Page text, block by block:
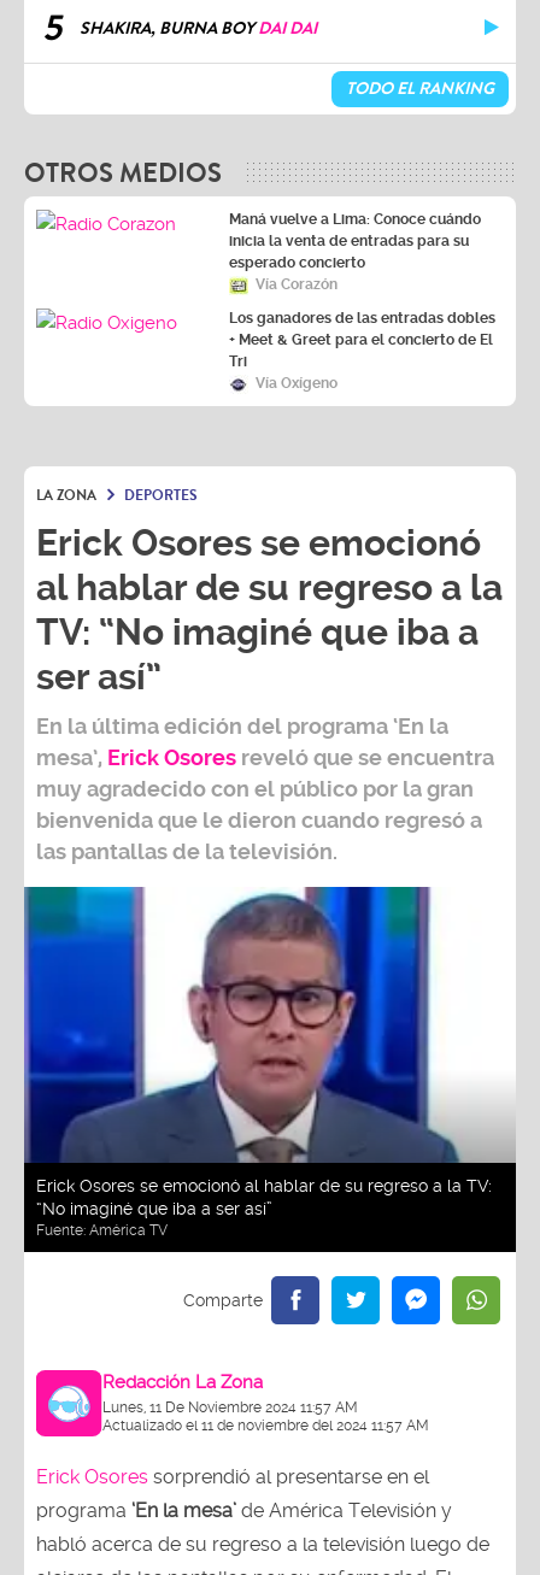
5 SHAKIRA, BURNA BOYDAI DAI
TODO EL RANKING
OTROS MEDIOS
Maná vuelve a Lima: Conoce cuándo
inicia la venta de entradas para su
esperado concierto
Vía Corazón
Los ganadores de las entradas dobles
+ Meet & Greet para el concierto de El
Tri
Vía Oxígeno
LA ZONA DEPORTES
Erick Osores se emocionó
al hablar de su regreso a la
TV: “No imaginé que iba a
ser así”
En la última edición del programa ‘En la
mesa’, Erick Osores reveló que se encuentra
muy agradecido con el público por la gran
bienvenida que le dieron cuando regresó a
las pantallas de la televisión.
Erick Osores se emocionó al hablar de su regreso a la TV:
“No imaginé que iba a ser así”
Fuente: América TV
Redacción La Zona
Lunes, 11 De Noviembre 2024 11:57 AM
Actualizado el 11 de noviembre del 2024 11:57 AM
Erick Osores sorprendió al presentarse en el
programa ‘En la mesa’ de América Televisión y
habló acerca de su regreso a la televisión luego de